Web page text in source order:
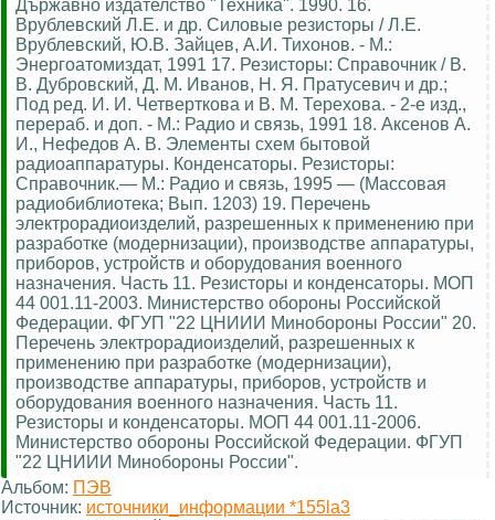
Държавно издателство "Техника". 1990. 16.
Врублевский Л.Е. и др. Силовые резисторы / Л.Е.
Врублевский, Ю.В. Зайцев, А.И. Тихонов. - М.:
Энергоатомиздат, 1991 17. Резисторы: Справочник / В.
В. Дубровский, Д. М. Иванов, Н. Я. Пратусевич и др.;
Под ред. И. И. Четверткова и В. М. Терехова. - 2-е изд.,
перераб. и доп. - М.: Радио и связь, 1991 18. Аксенов А.
И., Нефедов А. В. Элементы схем бытовой
радиоаппаратуры. Конденсаторы. Резисторы:
Справочник.— М.: Радио и связь, 1995 — (Массовая
радиобиблиотека; Вып. 1203) 19. Перечень
электрорадиоизделий, разрешенных к применению при
разработке (модернизации), производстве аппаратуры,
приборов, устройств и оборудования военного
назначения. Часть 11. Резисторы и конденсаторы. МОП
44 001.11-2003. Министерство обороны Российской
Федерации. ФГУП "22 ЦНИИИ Минобороны России" 20.
Перечень электрорадиоизделий, разрешенных к
применению при разработке (модернизации),
производстве аппаратуры, приборов, устройств и
оборудования военного назначения. Часть 11.
Резисторы и конденсаторы. МОП 44 001.11-2006.
Министерство обороны Российской Федерации. ФГУП
"22 ЦНИИИ Минобороны России".
Альбом: ПЭВ
Источник: источники_информации *155la3